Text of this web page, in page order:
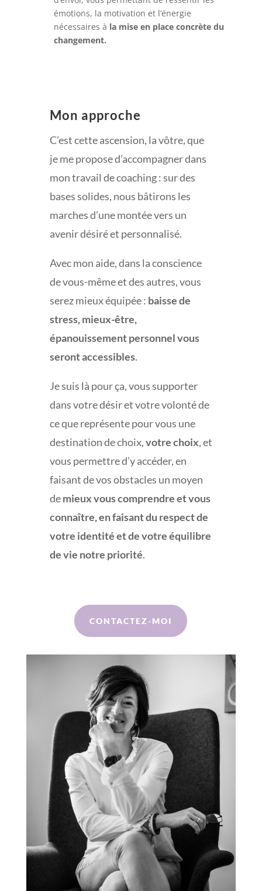
émotions, la motivation et l’énergie
nécessaires à la mise en place concrète du
changement.
Mon approche
C’est cette ascension, la vôtre, que
je me propose d’accompagner dans
mon travail de coaching : sur des
bases solides, nous bâtirons les
marches d’une montée vers un
avenir désiré et personnalisé.
Avec mon aide, dans la conscience
de vous-même et des autres, vous
serez mieux équipée : baisse de
stress, mieux-être,
épanouissement personnel vous
seront accessibles.
Je suis là pour ça, vous supporter
dans votre désir et votre volonté de
ce que représente pour vous une
destination de choix,votre choix, et
vous permettre d’y accéder, en
faisant de vos obstacles un moyen
demieux vous comprendre et vous
connaître, en faisant du respect de
votre identité et de votre équilibre
de vie notre priorité.
CONTACTEZ-MOI